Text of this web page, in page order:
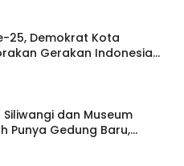
25, Demokrat Kota
Gerakan Indonesia
Bersih Masjid Agung
Siliwangi dan Museum
Punya Gedung Baru,
Dipisahkan